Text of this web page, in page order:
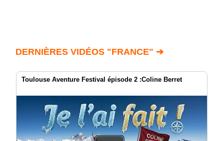
DERNIÈRES VIDÉOS "FRANCE" ➔
Toulouse Aventure Festival épisode 2 :Coline Berret